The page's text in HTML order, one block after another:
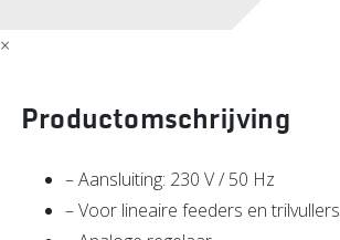
×
Productomschrijving
– Aansluiting: 230 V / 50 Hz
– Voor lineaire feeders en trilvullers